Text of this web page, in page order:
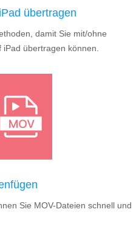
übertragen
damit Sie mit/ohne
übertragen können.
Sie MOV-Dateien schnell und